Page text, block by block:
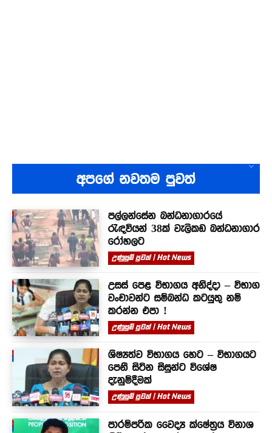
අපගේ නවතම පුවත්
පල්ලන්සේන බන්ධනාගාරයේ
රැඳවියන් 38ක් වැලිකඩ බන්ධනාගාර
රෝහලට
උණුසුම් පුවත් | Hot News
උසස් පෙළ විභාගය අනිද්දා – විභාග
වංචාවන්ට සම්බන්ධ කටයුතු නම්
කරන්න එපා !
උණුසුම් පුවත් | Hot News
ශිෂ්‍යත්ව විභාගය හෙට – විභාගයට
පෙනී සිටින සිසුන්ට විශේෂ
දැනුම්දීමක්
උණුසුම් පුවත් | Hot News
පාරම්පරික වෛද්‍ය ක්ෂේත්‍රය විනාශ